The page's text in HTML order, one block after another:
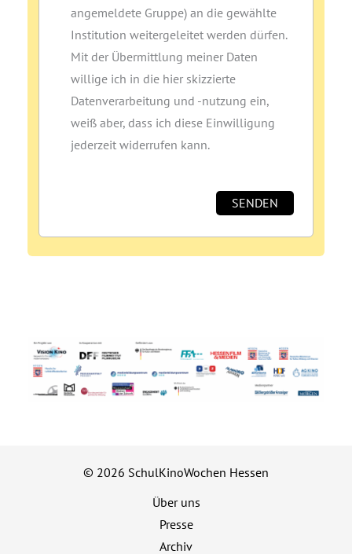
angemeldete Gruppe) an die gewählte
Institution weitergeleitet werden dürfen.
Mit der Übermittlung meiner Daten
willige ich in die hier skizzierte
Datenverarbeitung und ‑nutzung ein,
weiß aber, dass ich diese Einwilligung
jederzeit widerrufen kann.
© 2026 SchulKinoWochen Hessen
Über uns
Presse
Archiv